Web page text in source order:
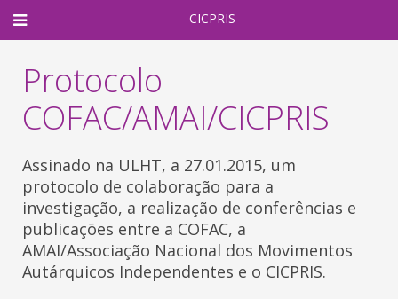
CICPRIS
Protocolo
COFAC/AMAI/CICPRIS
Assinado na ULHT, a 27.01.2015, um
protocolo de colaboração para a
investigação, a realização de conferências e
publicações entre a COFAC, a
AMAI/Associação Nacional dos Movimentos
Autárquicos Independentes e o CICPRIS.